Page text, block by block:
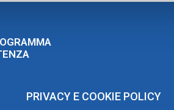
PRIVACY E COOKIE POLICY